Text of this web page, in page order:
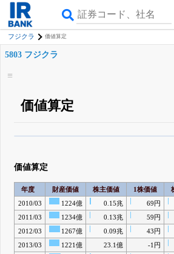
フジクラ 価値算定
5803 フジクラ
価値算定
登録すると永久30%OFFと米株版の
価値算定
年度 財産価値 株主価値 1株価値
2010/03
1224億 0.15兆 69円
2011/03
1234億 0.13兆 59円
2012/03
1267億 0.09兆 43円
2013/03
1221億 23.1億 -1円